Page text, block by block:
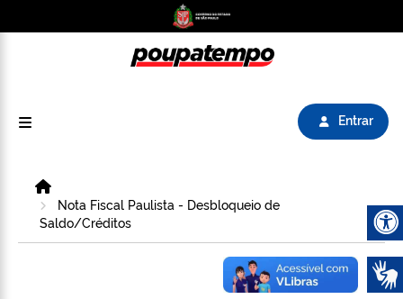
Entrar
Nota Fiscal Paulista - Desbloqueio de
Saldo/Créditos